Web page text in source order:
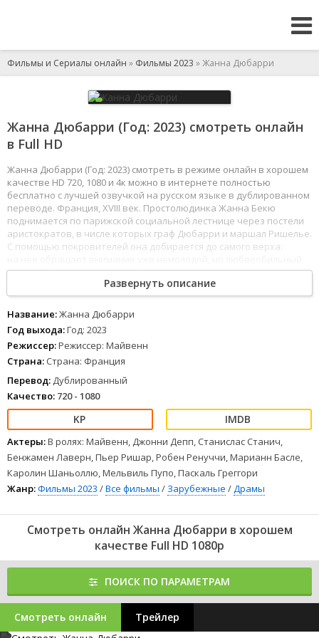
Фильмы и Сериалы онлайн » Фильмы 2023 » Жанна Дюбарри
Жанна Дюбарри (Год: 2023) смотреть онлайн
в Full HD
Жанна Дюбарри (Год: 2023) смотреть в режиме онлайн в хорошем
качестве HD 720, 1080 и 4к можно в интернете полностью
бесплатно с лучшей озвучкой на русском языке в дублированном
переводе. Франция, XVIII век. Простолюдинка Жанна Бекю
поднимается по парижской социальной лестнице через постели
аристократов, в числе которых граф Дюбарри и маршал Ришелье.
С помощью покровителей она добирается до самого верха:
король Людовик XV. Жанна, для проформы выданная замуж
за Дюбарри, становится фавориткой монарха, вызывая своим
прошлым сложные чувства у придворных и особенно раздражая
королевскую семью.
Развернуть описание
Название:Жанна Дюбарри
Год выхода:Год: 2023
Режиссер:Режиссер: Майвенн
Страна: Страна: Франция
Перевод: Дублированный
Качество: 720 - 1080
Актеры:В ролях: Майвенн, Джонни Депп, Станислас Станич,
Бенжамен Лаверн, Пьер Ришар, Робен Ренуччи, Марианн Басле,
Каролин Шаньоллю, Мельвиль Пупо, Паскаль Греггори
Жанр:Фильмы 2023 /Все фильмы / Зарубежные /Драмы
Смотреть онлайн Жанна Дюбарри в хорошем
качестве Full HD 1080p
ПОИСК ПО ПАРАМЕТРАМ
Смотреть онлайн Трейлер